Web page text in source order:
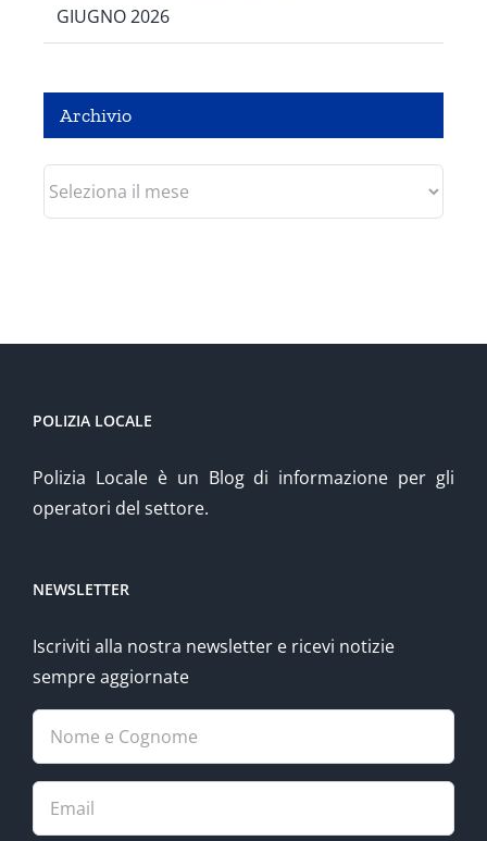
GIUGNO 2026
Archivio
Archivio
POLIZIA LOCALE
Polizia Locale è un Blog di informazione per gli
operatori del settore.
NEWSLETTER
Iscriviti alla nostra newsletter e ricevi notizie
sempre aggiornate